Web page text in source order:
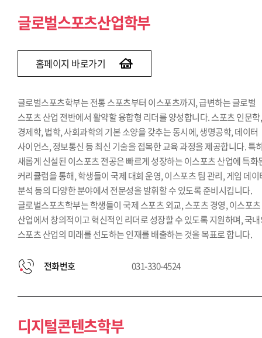
투어리즘 & 웰니스학부
글로벌스포츠산업학부
홈페이지 바로가기
글로벌스포츠학부는 전통 스포츠부터 이스포츠까지, 급변하는 글로벌
스포츠 산업 전반에서 활약할 융합형 리더를 양성합니다. 스포츠 인문학,
경제학, 법학, 사회과학의 기본 소양을 갖추는 동시에, 생명공학, 데이터
사이언스, 정보통신 등 최신 기술을 접목한 교육 과정을 제공합니다. 특
새롭게 신설된 이스포츠 전공은 빠르게 성장하는 이스포츠 산업에 특화
커리큘럼을 통해, 학생들이 국제 대회 운영, 이스포츠 팀 관리, 게임 데이
분석 등의 다양한 분야에서 전문성을 발휘할 수 있도록 준비시킵니다.
글로벌스포츠학부는 학생들이 국제 스포츠 외교, 스포츠 경영, 이스포츠
산업에서 창의적이고 혁신적인 리더로 성장할 수 있도록 지원하며, 국
스포츠 산업의 미래를 선도하는 인재를 배출하는 것을 목표로 합니다.
전화번호 031-330-4524
디지털콘텐츠학부